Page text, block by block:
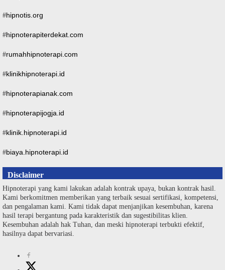
#hipnotis.org
#hipnoterapiterdekat.com
#rumahhipnoterapi.com
#klinikhipnoterapi.id
#hipnoterapianak.com
#hipnoterapijogja.id
#klinik.hipnoterapi.id
#biaya.hipnoterapi.id
Disclaimer
Hipnoterapi yang kami lakukan adalah kontrak upaya, bukan kontrak hasil.
Kami berkomitmen memberikan yang terbaik sesuai sertifikasi, kompetensi,
dan pengalaman kami. Kami tidak dapat menjanjikan kesembuhan, karena
hasil terapi bergantung pada karakteristik dan sugestibilitas klien.
Kesembuhan adalah hak Tuhan, dan meski hipnoterapi terbukti efektif,
hasilnya dapat bervariasi.